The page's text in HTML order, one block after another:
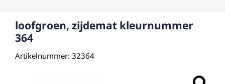
loofgroen, zijdemat kleurnummer
364
Artikelnummer: 32364